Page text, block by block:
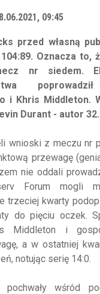
09:45
przed własną
Oznacza to,
nr siedem.
i Khris Middleton.
Durant - autor
wnioski z meczu nr
przewagę
nie oddali
Forum mogli
trzeciej kwarty
do pięciu oczek.
Middleton i
a w ostatniej
notując serię 14:0.
pochwały wśród